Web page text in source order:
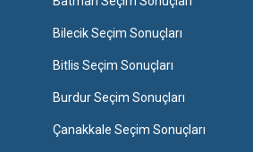
Bilecik Seçim Sonuçları
Bitlis Seçim Sonuçları
Burdur Seçim Sonuçları
Çanakkale Seçim Sonuçları